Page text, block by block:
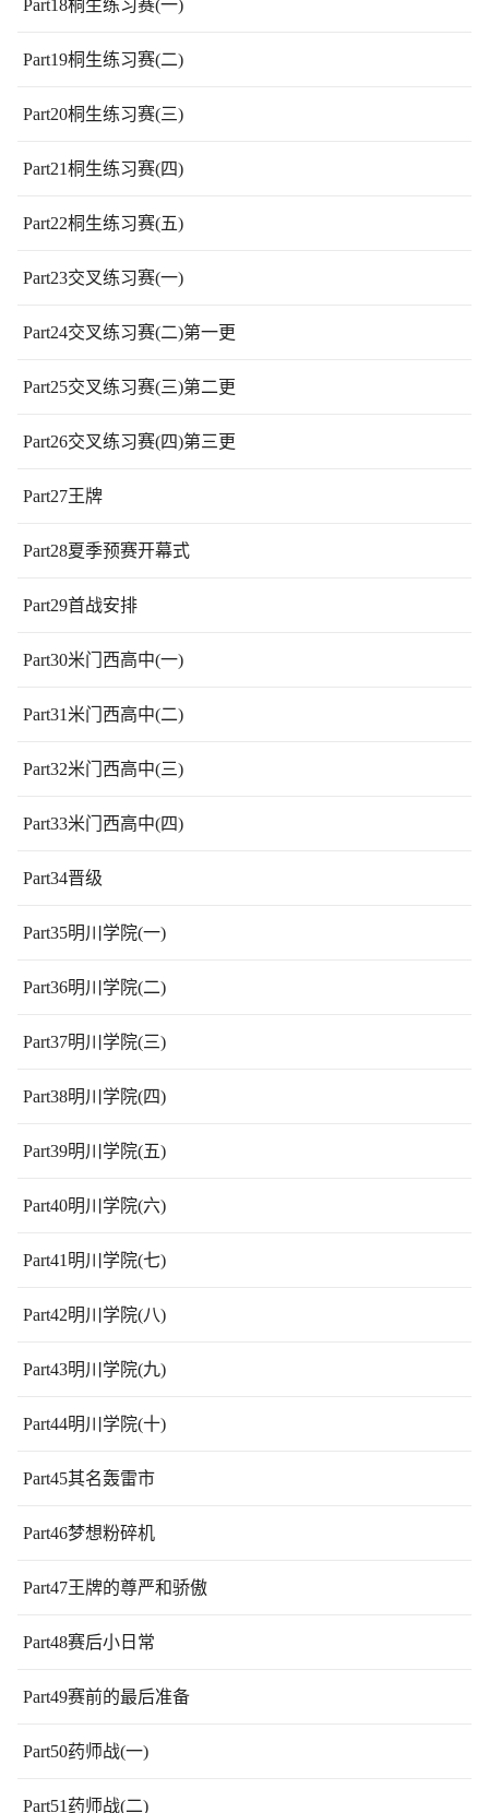
Part18桐生练习赛(一)
Part19桐生练习赛(二)
Part20桐生练习赛(三)
Part21桐生练习赛(四)
Part22桐生练习赛(五)
Part23交叉练习赛(一)
Part24交叉练习赛(二)第一更
Part25交叉练习赛(三)第二更
Part26交叉练习赛(四)第三更
Part27王牌
Part28夏季预赛开幕式
Part29首战安排
Part30米门西高中(一)
Part31米门西高中(二)
Part32米门西高中(三)
Part33米门西高中(四)
Part34晋级
Part35明川学院(一)
Part36明川学院(二)
Part37明川学院(三)
Part38明川学院(四)
Part39明川学院(五)
Part40明川学院(六)
Part41明川学院(七)
Part42明川学院(八)
Part43明川学院(九)
Part44明川学院(十)
Part45其名轰雷市
Part46梦想粉碎机
Part47王牌的尊严和骄傲
Part48赛后小日常
Part49赛前的最后准备
Part50药师战(一)
Part51药师战(二)